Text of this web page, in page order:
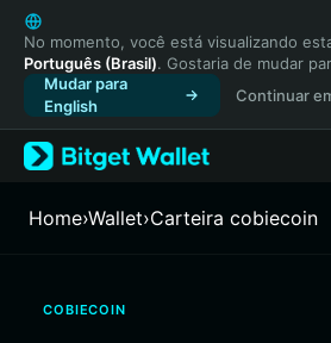
English
日本語
Tiếng Việt
Русский
Español (Latinoamérica)
Türkçe
Français
繁體中文
No momento, você está visualizando
Português (Brasil). Gostaria de mudar
Mudar para
English
Continuar
Home›Wallet›Carteira cobiecoin
COBIECOIN